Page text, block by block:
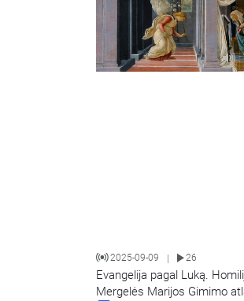
2025-09-09 | 26
Evangelija pagal Luką.
Mergelės Marijos Gimimo